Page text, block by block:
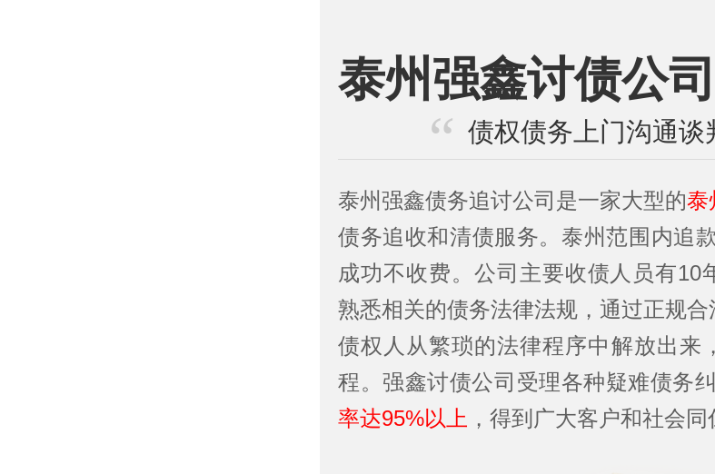
泰州强鑫讨债公司
债权债务上门沟通谈
泰州强鑫债务追讨公司是一家大型的泰
债务追收和清债服务。泰州范围内追
成功不收费。公司主要收债人员有10
熟悉相关的债务法律法规，通过正规
债权人从繁琐的法律程序中解放出来
程。强鑫讨债公司受理各种疑难债务
率达95%以上 ，得到广大客户和社会同